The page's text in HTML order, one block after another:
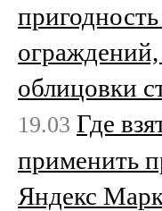
облицовки
19.03 Где
применить
Яндекс